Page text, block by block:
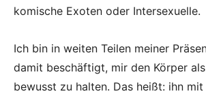
komische Exoten oder Intersexuelle.
Ich bin in weiten Teilen meiner
damit beschäftigt, mir den Körper
bewusst zu halten. Das heißt: ihn mit